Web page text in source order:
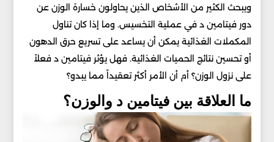
ويبحث الكثير من الأشخاص الذين يحاولون خسارة الوزن عن
دور فيتامين د في عملية التخسيس. وما إذا كان تناول
المكملات الغذائية يمكن أن يساعد على تسريع حرق الدهون
أو تحسين نتائج الحميات الغذائية. فهل يؤثر فيتامين د فعلاً
على نزول الوزن؟ أم أن الأمر أكثر تعقيداً مما يبدو؟
ما العلاقة بين فيتامين د والوزن؟